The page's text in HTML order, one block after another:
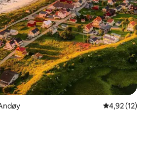
4,92 de uma
4,92 (12)